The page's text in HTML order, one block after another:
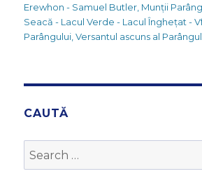
on
Erewhon - Samuel Butler Munții Parâng
Seacă - Lacul Verde - Lacul Înghețat -
Parângului ,Versantul ascuns al
CAUTĂ
Search
for: